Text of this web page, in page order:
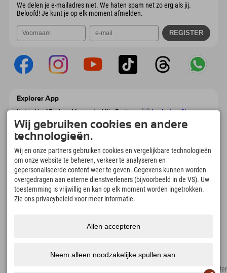
We delen je e-mailadres niet. We haten spam net zo erg als jij.
Beloofd! Je kunt je op elk moment afmelden.
Explorer App
Upload je #ExplorerMoments, Mijn Explorer
To Go met een boekingsoverzicht, bucketlist,
restaurantoverzicht en nog veel meer.
Download nu!
Tijd voor ontdekkingsmomenten
166
Bergmeren en
avonturenzwembaden
4.634km
Pistes voor skiën en
aan
Wij gebruiken cookies en andere
technologieën.
Wij en onze partners gebruiken cookies en vergelijkbare technologieën
om onze website te beheren, verkeer te analyseren en
gepersonaliseerde content weer te geven. Gegevens kunnen worden
overgedragen aan externe dienstverleners (bijvoorbeeld in de VS). Uw
toestemming is vrijwillig en kan op elk moment worden ingetrokken.
Zie ons privacybeleid voor meer informatie.
Allen accepteren
Neem alleen noodzakelijke spullen aan.